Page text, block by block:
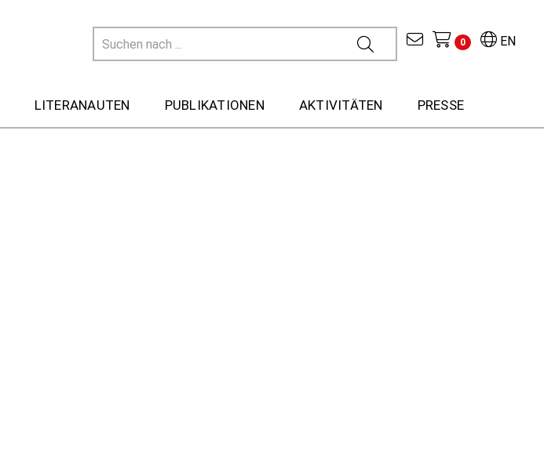
EN
0
LITERANAUTEN PUBLIKATIONEN AKTIVITÄTEN PRESSE